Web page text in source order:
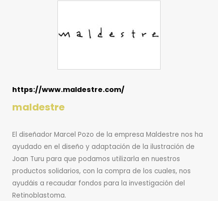
https://www.maldestre.com/
maldestre
El diseñador Marcel Pozo de la empresa Maldestre nos ha
ayudado en el diseño y adaptación de la ilustración de
Joan Turu para que podamos utilizarla en nuestros
productos solidarios, con la compra de los cuales, nos
ayudáis a recaudar fondos para la investigación del
Retinoblastoma.